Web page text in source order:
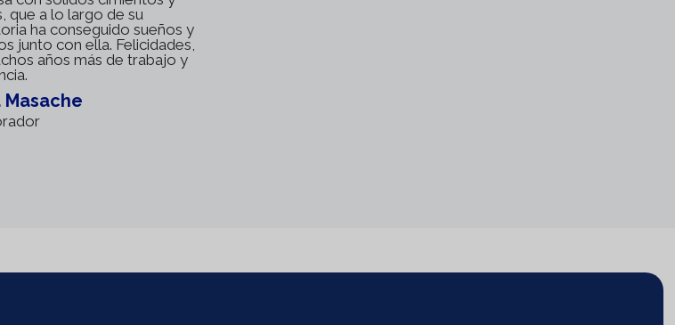
que a lo largo de su
ha conseguido sueños y
junto con ella. Felicidades,
años más de trabajo y
Masache